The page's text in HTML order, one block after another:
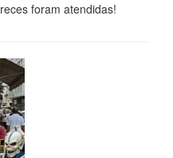
foram atendidas!